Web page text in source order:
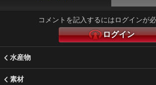
コメントを記入するにはログインが必
ログイン
水産物
素材